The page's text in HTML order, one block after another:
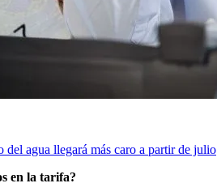
del agua llegará más caro a partir de julio
en la tarifa?